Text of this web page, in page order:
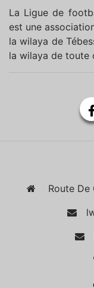
La Ligue de
est une
la wilaya de
la wilaya de toute
Route De